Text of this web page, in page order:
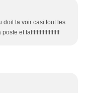
doit la voir casi tout les
et tafffffffffffffffffff